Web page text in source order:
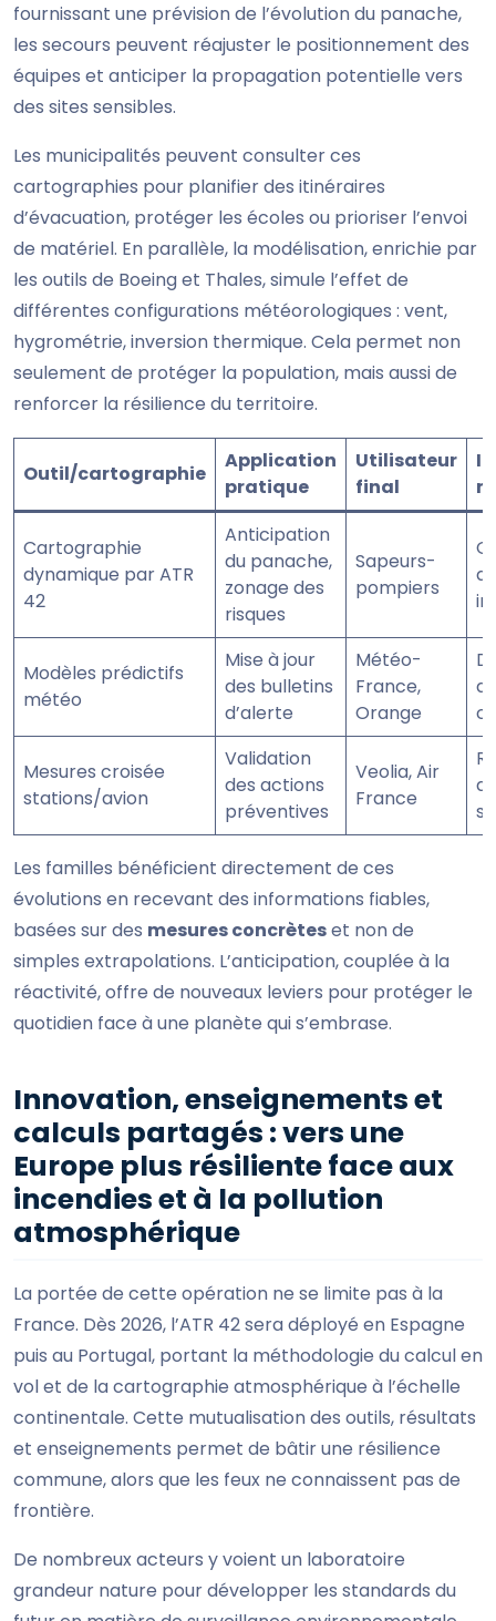
fournissant une prévision de l’évolution du panache,
les secours peuvent réajuster le positionnement des
équipes et anticiper la propagation potentielle vers
des sites sensibles.
Les municipalités peuvent consulter ces
cartographies pour planifier des itinéraires
d’évacuation, protéger les écoles ou prioriser l’envoi
de matériel. En parallèle, la modélisation, enrichie par
les outils de Boeing et Thales, simule l’effet de
différentes configurations météorologiques : vent,
hygrométrie, inversion thermique. Cela permet non
seulement de protéger la population, mais aussi de
renforcer la résilience du territoire.
Outil/cartographie
Application
pratique
Utilisateur
final
Cartographie
dynamique par ATR
42
Anticipation
du panache,
zonage des
risques
Sapeurs-
pompiers
Modèles prédictifs
météo
Mise à jour
des bulletins
d’alerte
Météo-
France,
Orange
Mesures croisée
stations/avion
Validation
des actions
préventives
Veolia, Air
France
Les familles bénéficient directement de ces
évolutions en recevant des informations fiables,
basées sur des mesures concrèteset non de
simples extrapolations. L’anticipation, couplée à la
réactivité, offre de nouveaux leviers pour protéger le
quotidien face à une planète qui s’embrase.
Innovation, enseignements et
calculs partagés : vers une
Europe plus résiliente face aux
incendies et à la pollution
atmosphérique
La portée de cette opération ne se limite pas à la
France. Dès 2026, l’ATR 42 sera déployé en Espagne
puis au Portugal, portant la méthodologie du calcul en
vol et de la cartographie atmosphérique à l’échelle
continentale. Cette mutualisation des outils, résultats
et enseignements permet de bâtir une résilience
commune, alors que les feux ne connaissent pas de
frontière.
De nombreux acteurs y voient un laboratoire
grandeur nature pour développer les standards du